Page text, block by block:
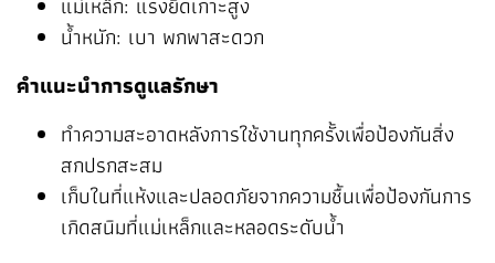
น้ำหนัก: เบา พกพาสะดวก
คำแนะนำการดูแลรักษา
ทำความสะอาดหลังการใช้งานทุกครั้งเพื่อป้องกันสิ่ง
สกปรกสะสม
เก็บในที่แห้งและปลอดภัยจากความชื้นเพื่อป้องกันการ
เกิดสนิมที่แม่เหล็กและหลอดระดับน้ำ